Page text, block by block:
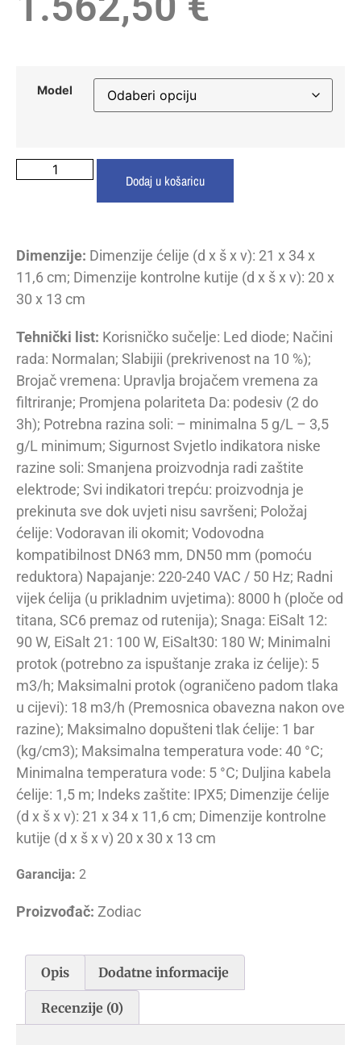
Model
Dodaj u košaricu
Dimenzije: Dimenzije ćelije (d x š x v): 21 x 34 x
11,6 cm; Dimenzije kontrolne kutije (d x š x v): 20 x
30 x 13 cm
Tehnički list: Korisničko sučelje: Led diode; Načini
rada: Normalan; Slabijii (prekrivenost na 10 %);
Brojač vremena: Upravlja brojačem vremena za
filtriranje; Promjena polariteta Da: podesiv (2 do
3h); Potrebna razina soli: – minimalna 5 g/L – 3,5
g/L minimum; Sigurnost Svjetlo indikatora niske
razine soli: Smanjena proizvodnja radi zaštite
elektrode; Svi indikatori trepću: proizvodnja je
prekinuta sve dok uvjeti nisu savršeni; Položaj
ćelije: Vodoravan ili okomit; Vodovodna
kompatibilnost DN63 mm, DN50 mm (pomoću
reduktora) Napajanje: 220-240 VAC / 50 Hz; Radni
vijek ćelija (u prikladnim uvjetima): 8000 h (ploče od
titana, SC6 premaz od rutenija); Snaga: EiSalt 12:
90 W, EiSalt 21: 100 W, EiSalt30: 180 W; Minimalni
protok (potrebno za ispuštanje zraka iz ćelije): 5
m3/h; Maksimalni protok (ograničeno padom tlaka
u cijevi): 18 m3/h (Premosnica obavezna nakon ove
razine); Maksimalno dopušteni tlak ćelije: 1 bar
(kg/cm3); Maksimalna temperatura vode: 40 °C;
Minimalna temperatura vode: 5 °C; Duljina kabela
ćelije: 1,5 m; Indeks zaštite: IPX5; Dimenzije ćelije
(d x š x v): 21 x 34 x 11,6 cm; Dimenzije kontrolne
kutije (d x š x v) 20 x 30 x 13 cm
Garancija: 2
Proizvođač: Zodiac
Opis Dodatne informacije
Recenzije (0)